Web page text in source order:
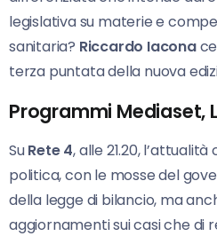
legislativa su materie e
sanitaria? Riccardo Iacona
terza puntata della nuova
Programmi Mediaset,
SuRete 4, alle 21.20,
politica, con le mosse del
della legge di bilancio, ma
aggiornamenti sui casi che di